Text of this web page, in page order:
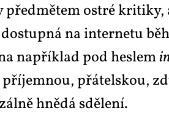
před­mě­tem os­t­ré kri­ti­ky,
na in­ter­ne­tu
na­pří­klad pod hes­lem
přá­tel­skou,
hně­dá sdě­le­ní.